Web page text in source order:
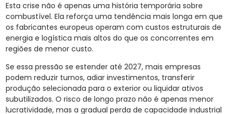
Esta crise não é apenas uma história temporária sobre
combustível. Ela reforça uma tendência mais longa em que
os fabricantes europeus operam com custos estruturais de
energia e logística mais altos do que os concorrentes em
regiões de menor custo.
Se essa pressão se estender até 2027, mais empresas
podem reduzir turnos, adiar investimentos, transferir
produção selecionada para o exterior ou liquidar ativos
subutilizados. O risco de longo prazo não é apenas menor
lucratividade, mas a gradual perda de capacidade industrial